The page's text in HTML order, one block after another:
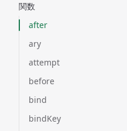
関数
after
ary
attempt
before
bind
bindKey